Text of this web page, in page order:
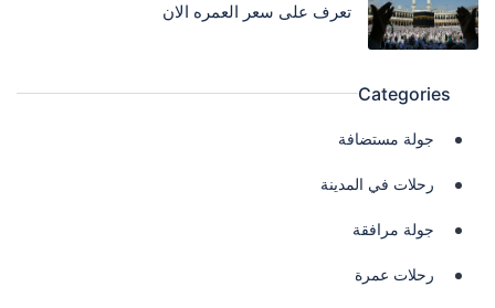
تعرف على سعر العمره الان
Categories
جولة مستضافة
رحلات في المدينة
جولة مرافقة
رحلات عمرة